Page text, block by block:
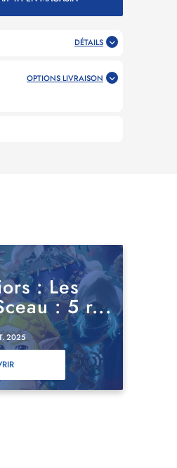
DÉTAILS
OPTIONS LIVRAISON
: Les
: 5 r...
2025